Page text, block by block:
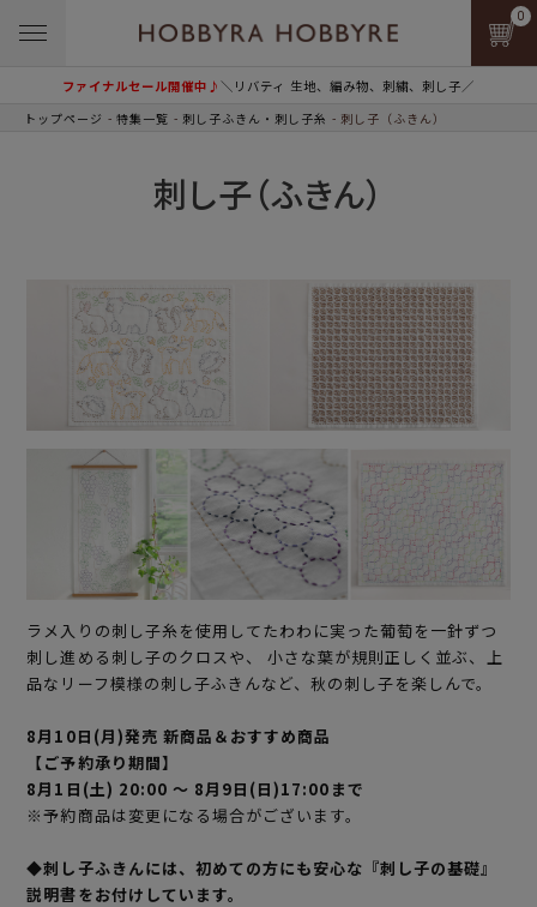
ファイナルセール開催中♪＼リバティ 生地、編み物、刺繍、刺し子／
0
トップページ 特集一覧 刺し子ふきん・刺し子糸 刺し子（ふきん）
刺し子（ふきん）
ラメ入りの刺し子糸を使用してたわわに実った葡萄を一針ずつ
刺し進める刺し子のクロスや、 小さな葉が規則正しく並ぶ、上
品なリーフ模様の刺し子ふきんなど、秋の刺し子を楽しんで。
8月10日(月)発売 新商品＆おすすめ商品
【ご予約承り期間】
8月1日(土) 20:00 ～ 8月9日(日)17:00まで
※予約商品は変更になる場合がございます。
◆刺し子ふきんには、初めての方にも安心な『刺し子の基礎』
説明書をお付けしています。